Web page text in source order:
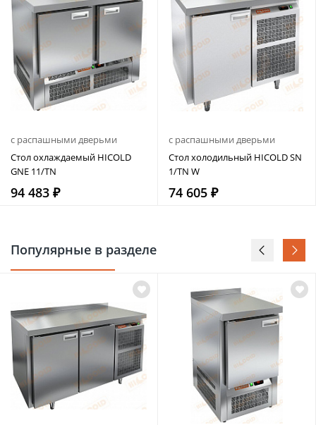
с распашными дверьми
Стол охлаждаемый HICOLD
GNE 11/TN
94 483 ₽
с распашными дверьми
Стол холодильный HICOLD SN
1/TN W
74 605 ₽
Популярные в разделе